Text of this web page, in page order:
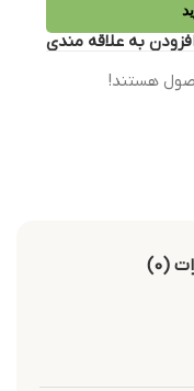
به علاقه مندی
هستند!
(0)